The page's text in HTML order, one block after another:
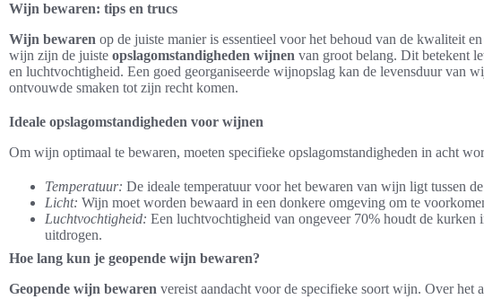
Wijn bewaren: tips en trucs
Wijn bewaren op de juiste manier is essentieel voor het behoud van de kwaliteit
wijn zijn de juiste opslagomstandigheden wijnen van groot belang. Dit betekent
en luchtvochtigheid. Een goed georganiseerde wijnopslag kan de levensduur van
ontvouwde smaken tot zijn recht komen.
Ideale opslagomstandigheden voor wijnen
Om wijn optimaal te bewaren, moeten specifieke opslagomstandigheden in acht
Temperatuur: De ideale temperatuur voor het bewaren van wijn ligt tussen
Licht: Wijn moet worden bewaard in een donkere omgeving om te
Luchtvochtigheid: Een luchtvochtigheid van ongeveer 70% houdt de kurken
uitdrogen.
Hoe lang kun je geopende wijn bewaren?
Geopende wijn bewaren vereist aandacht voor de specifieke soort wijn. Over het